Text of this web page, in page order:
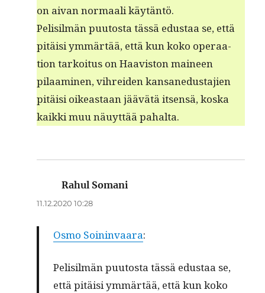
on aivan nor­maali käytäntö.
Pelisilmän puu­tos­ta tässä edus­taa se, että
pitäisi ymmärtää, että kun koko oper­aa­
tion tarkoi­tus on Haav­is­ton maineen
pilaami­nen, vihrei­den kansane­dus­ta­jien
pitäisi oikeas­t­aan jäävätä itsen­sä, kos­ka
kaik­ki muu näuyt­tää pahalta.
Rahul Somani
11.12.2020 10:28
Osmo Soin­in­vaara:
Pelisilmän puu­tos­ta tässä edus­taa se,
että pitäisi ymmärtää, että kun koko